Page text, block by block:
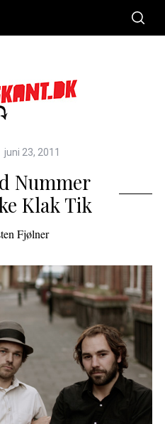
juni 23, 2011
Nummer
Klak Tik
Fjølner